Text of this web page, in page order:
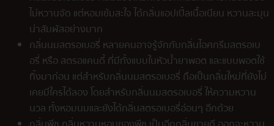
ไม่หวานจัด แต่หอมเข้มสะใจ ได้กลิ่นแอปเปิ้ลเนื้อเนียน หวานละมุน
น่าสัมผัสอย่างมาก
กลิ่นนมสตรอเบอรี่ หลายคนอาจรู้จักกับกลิ่นไอศกรีมสตรอเบ
อรี่ หรือ สตรอแคนดี้ ที่มีทั้งแบบในหัวน้ำยาพอต และแบบพอตใช้
ทิ้งมาก่อน แต่สำหรับกลิ่นนมสตรอเบอรี่ ถือเป็นกลิ่นใหม่ที่ยังไม่
เคยมีใครได้ลอง โดยสำหรับกลิ่นนมสตรอเบอรี่ ให้ความหวาน
นวล ทั้งหอมนมและยังได้กลิ่นสตรอเบอรี่อ่อนๆ อีกด้วย